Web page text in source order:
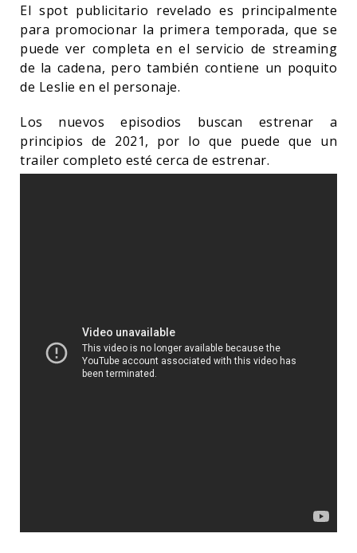
El spot publicitario revelado es principalmente
para promocionar la primera temporada, que se
puede ver completa en el servicio de streaming
de la cadena, pero también contiene un poquito
de Leslie en el personaje.
Los nuevos episodios buscan estrenar a
principios de 2021, por lo que puede que un
trailer completo esté cerca de estrenar.